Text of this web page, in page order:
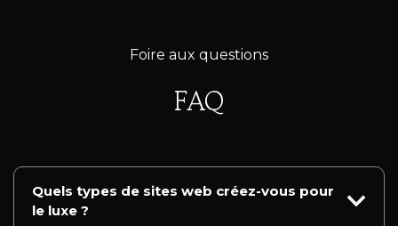
Foire aux questions
FAQ
Quels types de sites web créez-vous pour
le luxe ?